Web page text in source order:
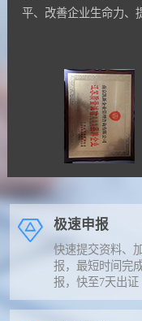
平、改善企业生命力、
极速申报
快速提交资料、
报，最短时间完
报，快至7天出证